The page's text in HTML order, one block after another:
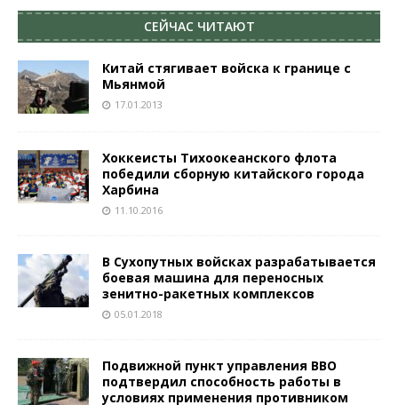
СЕЙЧАС ЧИТАЮТ
Китай стягивает войска к границе с
Мьянмой
17.01.2013
Хоккеисты Тихоокеанского флота
победили сборную китайского города
Харбина
11.10.2016
В Сухопутных войсках разрабатывается
боевая машина для переносных
зенитно-ракетных комплексов
05.01.2018
Подвижной пункт управления ВВО
подтвердил способность работы в
условиях применения противником